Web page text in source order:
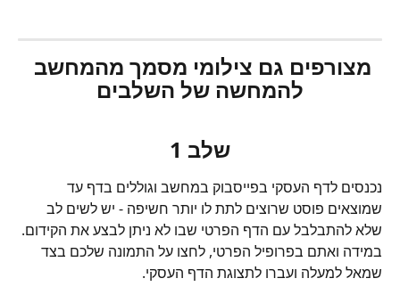
מצורפים גם צילומי מסמך מהמחשב
להמחשה של השלבים
שלב 1
נכנסים לדף העסקי בפייסבוק במחשב וגוללים בדף עד
שמוצאים פוסט שרוצים לתת לו יותר חשיפה - יש לשים לב
שלא להתבלבל עם הדף הפרטי שבו לא ניתן לבצע את הקידום.
במידה ואתם בפרופיל הפרטי, לחצו על התמונה שלכם בצד
שמאל למעלה ועברו לתצוגת הדף העסקי.